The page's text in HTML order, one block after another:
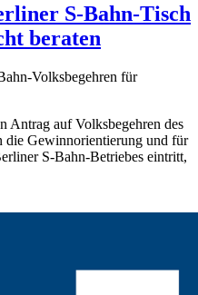
S-Bahn-Tisch
beraten
Volksbegehren für
Antrag auf Volksbegehren des
die Gewinnorientierung und für
S-Bahn-Betriebes eintritt,